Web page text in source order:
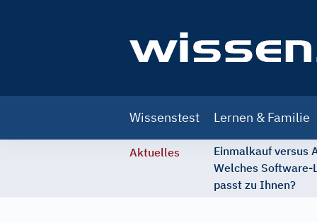
navigation
Wissenstest Lernen & Familie
Aktuelles
Einmalkauf versus
Welches Software-
passt zu Ihnen?